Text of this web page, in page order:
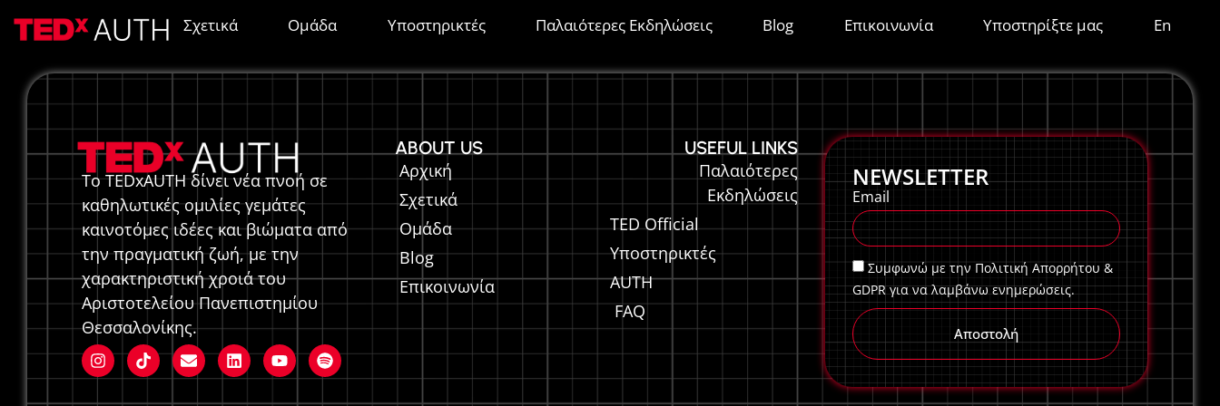
Σχετικά Ομάδα Υποστηρικτές Παλαιότερες Εκδηλώσεις Blog Επικοινωνία Υποστηρίξτε μας En
Το TEDxAUTH δίνει νέα πνοή σε
καθηλωτικές ομιλίες γεμάτες
καινοτόμες ιδέες και βιώματα από
την πραγματική ζωή, με την
χαρακτηριστική χροιά του
Αριστοτελείου Πανεπιστημίου
Θεσσαλονίκης.
ABOUT US
Αρχική
Σχετικά
Ομάδα
Blog
Επικοινωνία
USEFUL LINKS
Παλαιότερες
Εκδηλώσεις
TED Official
Υποστηρικτές
AUTH
FAQ
NEWSLETTER
Email
Συμφωνώ με την Πολιτική Απορρήτου &
GDPR για να λαμβάνω ενημερώσεις.
Αποστολή